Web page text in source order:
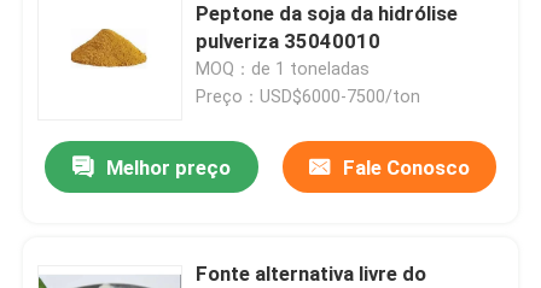
Peptone da soja da hidrólise
pulveriza 35040010
MOQ：de 1 toneladas
Preço：USD$6000-7500/ton
Melhor preço Fale Conosco
Fonte alternativa livre do